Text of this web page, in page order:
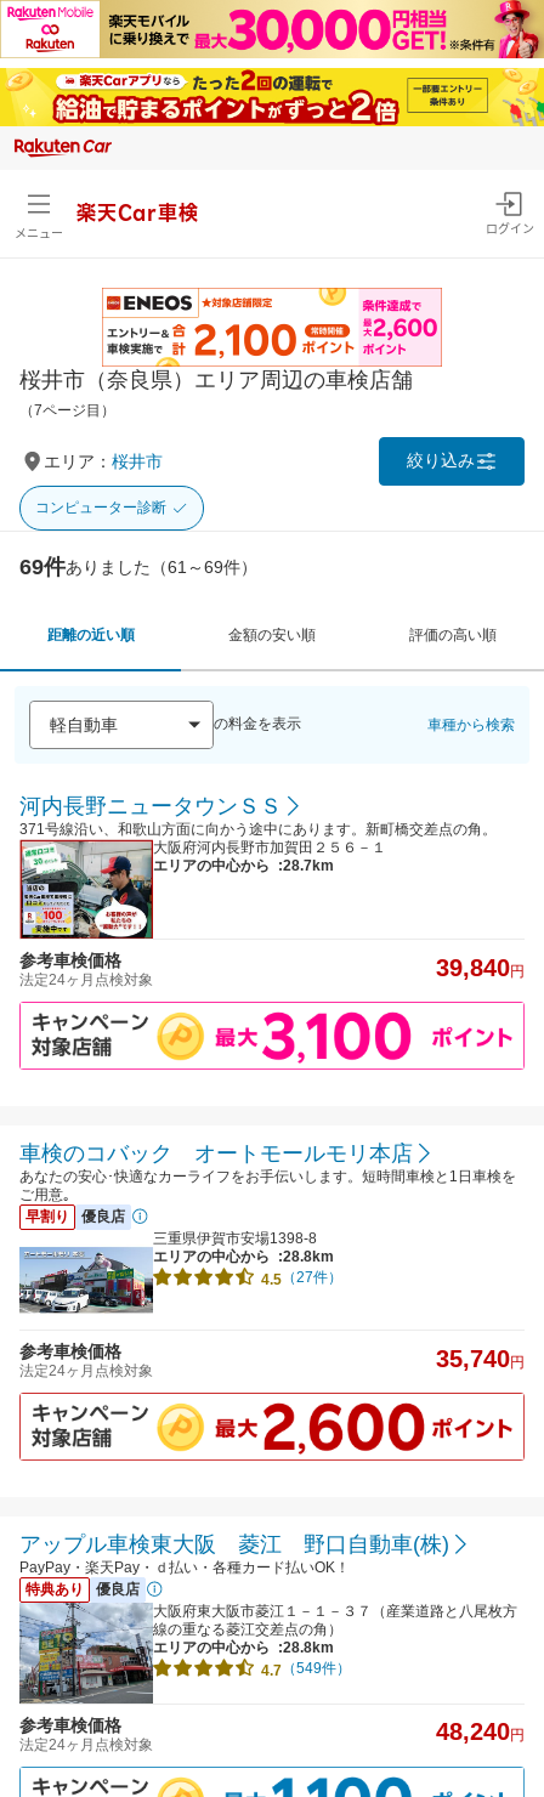
メニュー
楽天Car車検
ログイン
桜井市（奈良県）エリア周辺の車検店舗
（7ページ目）
エリア： 桜井市 絞り込み
コンピューター診断
69件ありました（61～69件）
距離の近い順 金額の安い順 評価の高い順
の料金を表示 車種から検索
河内長野ニュータウンＳＳ
371号線沿い、和歌山方面に向かう途中にあります。新町橋交差点の角。
大阪府河内長野市加賀田２５６－１
エリアの中心から
:28.7km
参考車検価格
法定24ヶ月点検対象 39,840円
車検のコバック オートモールモリ本店
あなたの安心･快適なカーライフをお手伝いします。短時間車検と1日車検を
ご用意｡
早割り
優良店
三重県伊賀市安場1398-8
エリアの中心から
:28.8km
4.5 （27件）
参考車検価格
法定24ヶ月点検対象 35,740円
アップル車検東大阪 菱江 野口自動車(株)
PayPay・楽天Pay・ｄ払い・各種カード払いOK！
特典あり
優良店
大阪府東大阪市菱江１－１－３７（産業道路と八尾枚方
線の重なる菱江交差点の角）
エリアの中心から
:28.8km
4.7 （549件）
参考車検価格
法定24ヶ月点検対象 48,240円